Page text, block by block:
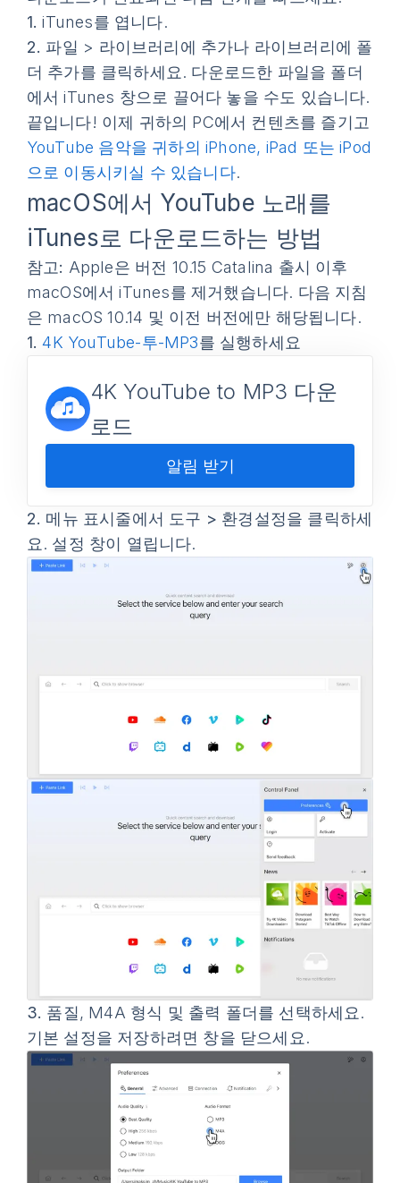
1. iTunes를 엽니다.
2. 파일 > 라이브러리에 추가나 라이브러리에 폴
더 추가를 클릭하세요. 다운로드한 파일을 폴더
에서 iTunes 창으로 끌어다 놓을 수도 있습니다.
끝입니다! 이제 귀하의 PC에서 컨텐츠를 즐기고
YouTube 음악을 귀하의 iPhone, iPad 또는 iPod
으로 이동시키실 수 있습니다.
macOS에서 YouTube 노래를
iTunes로 다운로드하는 방법
참고: Apple은 버전 10.15 Catalina 출시 이후
macOS에서 iTunes를 제거했습니다. 다음 지침
은 macOS 10.14 및 이전 버전에만 해당됩니다.
1. 4K YouTube-투-MP3를 실행하세요
4K YouTube to MP3 다운
로드
알림 받기
2. 메뉴 표시줄에서 도구 > 환경설정을 클릭하세
요. 설정 창이 열립니다.
3. 품질, M4A 형식 및 출력 폴더를 선택하세요.
기본 설정을 저장하려면 창을 닫으세요.